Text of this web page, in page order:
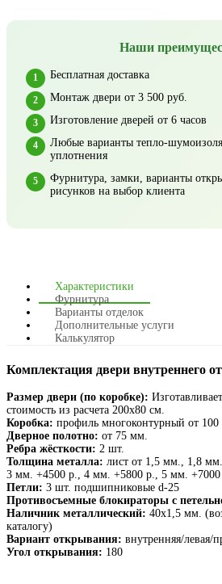
Наши
Бесплатная доставка
Монтаж двери от 3 500 руб.
Изготовление дверей от 6 часов
Любые варианты тепло-
уплотнения
Фурнитура, замки, варианты
рисунков на выбор клиента
Характеристики
Фурнитура
Варианты отделок
Дополнительные услуги
Калькулятор
Комплектация двери внутреннего
Размер двери (по коробке):
стоимость из расчета 200х80 см.
Коробка: профиль многоконтурный от
Дверное полотно: от 75 мм.
Ребра жёсткости: 2 шт.
Толщина металла: лист от 1,5 мм., 1,8
3 мм. +4500 р., 4 мм. +5800 р., 5 мм. +7000
Петли: 3 шт. подшипниковые d-25
Противосъемные блокираторы с
Наличник металлический: 40х1,5 мм.
каталогу)
Вариант открывания: внутренняя/левая/
Угол открывания: 180